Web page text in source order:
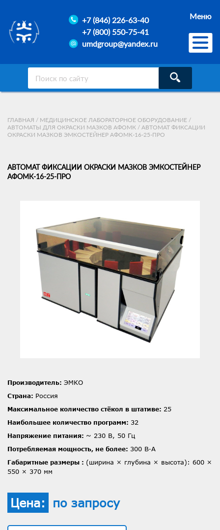
+7 (846) 226-63-40
+7 (800) 550-75-41
umdgroup@yandex.ru
Меню
ГЛАВНАЯ / МЕДИЦИНСКОЕ ЛАБОРАТОРНОЕ ОБОРУДОВАНИЕ /
АВТОМАТЫ ДЛЯ ОКРАСКИ МАЗКОВ АФОМК / АВТОМАТ ФИКСАЦИИ
ОКРАСКИ МАЗКОВ ЭМКОСТЕЙНЕР АФОМК-16-25-ПРО
АВТОМАТ ФИКСАЦИИ ОКРАСКИ МАЗКОВ ЭМКОСТЕЙНЕР
АФОМК-16-25-ПРО
Производитель: ЭМКО
Страна: Россия
Максимальное количество стёкол в штативе: 25
Наибольшее количество программ: 32
Напряжение питания: ~ 230 В, 50 Гц
Потребляемая мощность, не более: 300 В·А
Габаритные размеры : (ширина × глубина × высота): 600 ×
550 × 370 мм
Цена: по запросу